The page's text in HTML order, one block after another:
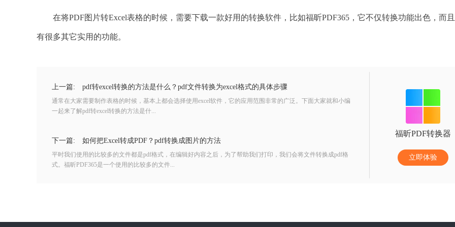
在将PDF图片转Excel表格的时候，需要下载一款好用的转换软件，比如福昕PDF365，它不仅转换功能出色，而
有很多其它实用的功能。
上一篇: pdf转excel转换的方法是什么？pdf文件转换为excel格式的具体步骤
通常在大家需要制作表格的时候，基本上都会选择使用excel软件，它的应用范围非常的广泛。下面大家就和小编
一起来了解pdf转excel转换的方法是什...
下一篇: 如何把Excel转成PDF？pdf转换成图片的方法
平时我们使用的比较多的文件都是pdf格式，在编辑好内容之后，为了帮助我们打印，我们会将文件转换成pdf格
式。福昕PDF365是一个使用的比较多的文件...
福昕PDF转换器
立即体验